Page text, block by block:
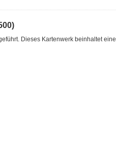
Dieses Kartenwerk beinhaltet eine